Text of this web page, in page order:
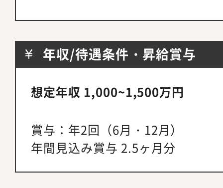
年収/待遇条件・昇給賞与
想定年収 1,000~1,500万円
賞与：年2回（6月・12月）
年間見込み賞与 2.5ヶ月分